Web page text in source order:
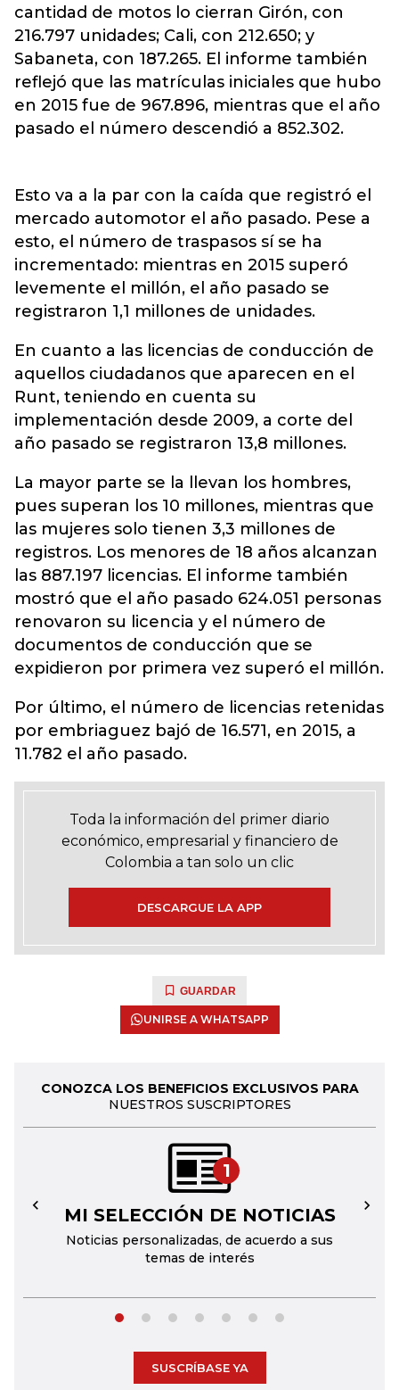
cantidad de motos lo cierran Girón, con
216.797 unidades; Cali, con 212.650; y
Sabaneta, con 187.265. El informe también
reflejó que las matrículas iniciales que hubo
en 2015 fue de 967.896, mientras que el año
pasado el número descendió a 852.302.
Esto va a la par con la caída que registró el
mercado automotor el año pasado. Pese a
esto, el número de traspasos sí se ha
incrementado: mientras en 2015 superó
levemente el millón, el año pasado se
registraron 1,1 millones de unidades.
En cuanto a las licencias de conducción de
aquellos ciudadanos que aparecen en el
Runt, teniendo en cuenta su
implementación desde 2009, a corte del
año pasado se registraron 13,8 millones.
La mayor parte se la llevan los hombres,
pues superan los 10 millones, mientras que
las mujeres solo tienen 3,3 millones de
registros. Los menores de 18 años alcanzan
las 887.197 licencias. El informe también
mostró que el año pasado 624.051 personas
renovaron su licencia y el número de
documentos de conducción que se
expidieron por primera vez superó el millón.
Por último, el número de licencias retenidas
por embriaguez bajó de 16.571, en 2015, a
11.782 el año pasado.
Toda la información del primer diario
económico, empresarial y financiero de
Colombia a tan solo un clic
DESCARGUE LA APP
GUARDAR
UNIRSE A WHATSAPP
CONOZCA LOS BENEFICIOS EXCLUSIVOS PARA
NUESTROS SUSCRIPTORES
1
MI SELECCIÓN DE NOTICIAS
Noticias personalizadas, de acuerdo a sus
temas de interés
← →
SUSCRÍBASE YA